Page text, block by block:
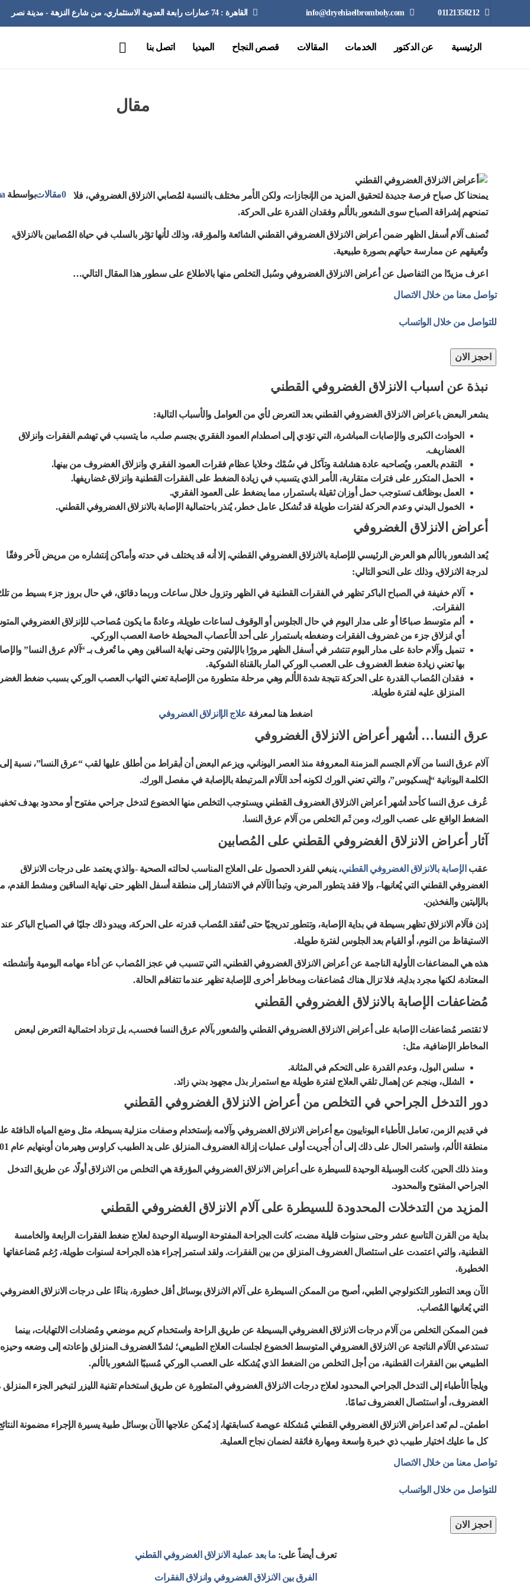
01121358212
info@dryehiaelbromboly.com القاهرة : 74 عمارات رابعة العدوية الاستثماري، من شارع النزهة - مدينة نصر
الرئيسية عن الدكتور الخدمات المقالات قصص النجاح الميديا اتصل بنا
مقال
بواسطةمقالات0
يمنحنا كل صباح فرصة جديدة لتحقيق المزيد من الإنجازات، ولكن الأمر مختلف بالنسبة لمُصابي الانزلاق الغضروفي، فلا
تمنحهم إشراقة الصباح سوى الشعور بالألم وفقدان القدرة على الحركة.
تُصنف آلام أسفل الظهر ضمن أعراض الانزلاق الغضروفي القطني الشائعة والمؤرقة، وذلك لأنها تؤثر بالسلب في حياة المُصابين بالانزلاق،
وتُعيقهم عن ممارسة حياتهم بصورة طبيعية.
اعرف مزيدًا من التفاصيل عن أعراض الانزلاق الغضروفي وسُبل التخلص منها بالاطلاع على سطور هذا المقال التالي…
تواصل معنا من خلال الاتصال
للتواصل من خلال الواتساب
احجز الان
نبذة عن اسباب الانزلاق الغضروفي القطني
يشعر البعض باعراض الانزلاق الغضروفي القطني بعد التعرض لأي من العوامل والأسباب التالية:
الحوادث الكبرى والإصابات المباشرة، التي تؤدي إلى اصطدام العمود الفقري بجسم صلب، ما يتسبب في تهشم الفقرات وانزلاق
الغضاريف.
التقدم بالعمر، ويُصاحبه عادة هشاشة وتآكل في سُمْك وخلايا عظام فقرات العمود الفقري وانزلاق الغضروف من بينها.
الحمل المتكرر على فترات متقاربة، الأمر الذي يتسبب في زيادة الضغط على الفقرات القطنية وانزلاق غضاريفها.
العمل بوظائف تستوجب حمل أوزان ثقيلة باستمرار، مما يضغط على العمود الفقري.
الخمول البدني وعدم الحركة لفترات طويلة قد تُشكل عامل خطر، يُنذر باحتمالية الإصابة بالانزلاق الغضروفي القطني.
أعراض الانزلاق الغضروفي
يُعد الشعور بالألم هو العرض الرئيسي للإصابة بالانزلاق الغضروفي القطني، إلا أنه قد يختلف في حدته وأماكن إنتشاره من مريض لآخر وفقًا
لدرجة الانزلاق، وذلك على النحو التالي:
آلام خفيفة في الصباح الباكر تظهر في الفقرات القطنية في الظهر وتزول خلال ساعات وربما دقائق، في حال بروز جزء بسيط من
الفقرات.
ألم متوسط صباحًا أو على مدار اليوم في حال الجلوس أو الوقوف لساعات طويلة، وعادةً ما يكون مُصاحب للإنزلاق الغضروفي
أي انزلاق جزء من غضروف الفقرات وضغطه باستمرار على أحد الأعصاب المحيطة خاصة العصب الوركي.
تنميل وآلام حادة على مدار اليوم تنتشر في أسفل الظهر مرورًا بالإليتين وحتى نهاية الساقين وهي ما تُعرف بـ “آلام عرق النسا”
بها تعني زيادة ضغط الغضروف على العصب الوركي المار بالقناة الشوكية.
فقدان المُصاب القدرة على الحركة نتيجة شدة الألم وهي مرحلة متطورة من الإصابة تعني التهاب العصب الوركي بسبب ضغط
المنزلق عليه لفترة طويلة.
اضغط هنا لمعرفة علاج الإانزلاق الغضروفي
عرق النسا… أشهر أعراض الانزلاق الغضروفي
آلام عرق النسا من آلام الجسم المزمنة المعروفة منذ العصر اليوناني، ويزعم البعض أن أبقراط من أطلق عليها لقب “عرق النسا”، نسبة
الكلمة اليونانية “إيسكيوس”، والتي تعني الورك لكونه أحد الآلام المرتبطة بالإصابة في مفصل الورك.
عُرف عرق النسا كأحد أشهر أعراض الانزلاق الغضروف القطني ويستوجب التخلص منها الخضوع لتدخل جراحي مفتوح أو محدود بهدف
الضغط الواقع على عصب الورك، ومن ثَم التخلص من آلام عرق النسا.
آثار أعراض الانزلاق الغضروفي القطني على المُصابين
عقب الإصابة بالانزلاق الغضروفي القطني، ينبغي للفرد الحصول على العلاج المناسب لحالته الصحية -والذي يعتمد على درجات الانزلاق
الغضروفي القطني التي يُعانيها-، وإلا فقد يتطور المرض، وتبدأ الآلام في الانتشار إلى منطقة أسفل الظهر حتى نهاية الساقين ومشط القدم،
بالإليتين والفخذين.
إذن فآلام الانزلاق تظهر بسيطة في بداية الإصابة، وتتطور تدريجيًا حتى تُفقد المُصاب قدرته على الحركة، ويبدو ذلك جليًا في الصباح الباكر عند
الاستيقاظ من النوم، أو القيام بعد الجلوس لفترة طويلة.
هذه هي المضاعفات الأولية الناجمة عن أعراض الانزلاق الغضروفي القطني، التي تتسبب في عجز المُصاب عن أداء مهامه اليومية وأنشطته
المعتادة، لكنها مجرد بداية، فلا تزال هناك مُضاعفات ومخاطر أخرى للإصابة تظهر عندما تتفاقم الحالة.
مُضاعفات الإصابة بالانزلاق الغضروفي القطني
لا تقتصر مُضاعفات الإصابة على أعراض الانزلاق الغضروفي القطني والشعور بآلام عرق النسا فحسب، بل تزداد احتمالية التعرض لبعض
المخاطر الإضافية، مثل:
سلس البول، وعدم القدرة على التحكم في المثانة.
الشلل، وينجم عن إهمال تلقي العلاج لفترة طويلة مع استمرار بذل مجهود بدني زائد.
دور التدخل الجراحي في التخلص من أعراض الانزلاق الغضروفي القطني
في قديم الزمن، تعامل الأطباء اليوناييون مع أعراض الانزلاق الغضروفي وآلامه بإستخدام وصفات منزلية بسيطة، مثل وضع المياه الدافئة
منطقة الألم، واستمر الحال على ذلك إلى أن أُجريت أولى عمليات إزالة الغضروف المنزلق على يد الطبيب كراوس وهيرمان أوبنهايم عام 1901.
ومنذ ذلك الحين، كانت الوسيلة الوحيدة للسيطرة على أعراض الانزلاق الغضروفي المؤرقة هي التخلص من الانزلاق أولًا، عن طريق التدخل
الجراحي المفتوح والمحدود.
المزيد من التدخلات المحدودة للسيطرة على آلام الانزلاق الغضروفي القطني
بداية من القرن التاسع عشر وحتى سنوات قليلة مضت، كانت الجراحة المفتوحة الوسيلة الوحيدة لعلاج ضغط الفقرات الرابعة والخامسة
القطنية، والتي اعتمدت على استئصال الغضروف المنزلق من بين الفقرات. ولقد استمر إجراء هذه الجراحة لسنوات طويلة، رُغم مُضاعفاتها
الخطيرة.
الآن وبعد التطور التكنولوجي الطبي، أصبح من الممكن السيطرة على آلام الانزلاق بوسائل أقل خطورة، بناءًا على درجات الانزلاق الغضروفي
التي يُعانيها المُصاب.
فمن الممكن التخلص من آلام درجات الانزلاق الغضروفي البسيطة عن طريق الراحة واستخدام كريم موضعي ومُضادات الالتهابات، بينما
تستدعي الآلام الناتجة عن الانزلاق الغضروفي المتوسط الخضوع لجلسات العلاج الطبيعي؛ لشدّ الغضروف المنزلق وإعادته إلى وضعه وحيزه
الطبيعي بين الفقرات القطنية، من أجل التخلص من الضغط الذي يُشكله على العصب الوركي مُسببًا الشعور بالألم.
ويلجأ الأطباء إلى التدخل الجراحي المحدود لعلاج درجات الانزلاق الغضروفي المتطورة عن طريق استخدام تقنية الليزر لتبخير الجزء
الغضروف، أو استئصال الغضروف تمامًا.
اطمئن.. لم تَعد اعراض الانزلاق الغضروفي القطني مُشكلة عويصة كسابقتها، إذ يُمكن علاجها الآن بوسائل طبية يسيرة الإجراء مضمونة
كل ما عليك اختيار طبيب ذي خبرة واسعة ومهارة فائقة لضمان نجاح العملية.
تواصل معنا من خلال الاتصال
للتواصل من خلال الواتساب
احجز الان
تعرف أيضاً على: ما بعد عملية الانزلاق الغضروفي القطني
الفرق بين الانزلاق الغضروفي وانزلاق الفقرات